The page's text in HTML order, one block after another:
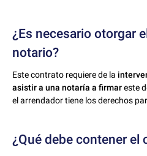
¿Es necesario otorgar
notario?
Este contrato requiere de la
asistir a una notaría a firmareste
el arrendador tiene los derechos
¿Qué debe contener